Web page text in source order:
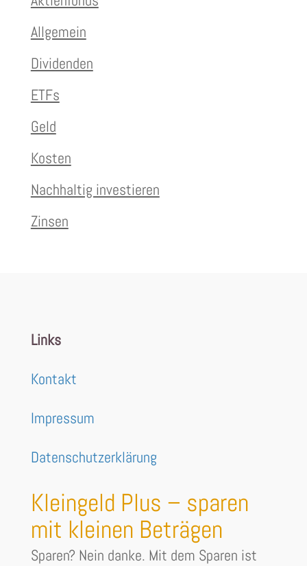
Allgemein
Dividenden
ETFs
Geld
Kosten
Nachhaltig investieren
Zinsen
Links
Kontakt
Impressum
Datenschutzerklärung
Kleingeld Plus – sparen
mit kleinen Beträgen
Sparen? Nein danke. Mit dem Sparen ist